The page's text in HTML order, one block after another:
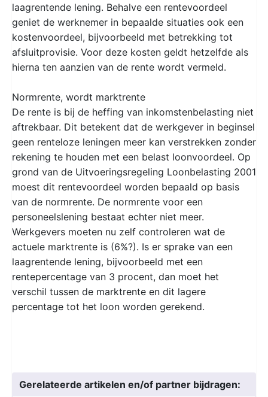
laagrentende lening. Behalve een rentevoordeel
geniet de werknemer in bepaalde situaties ook een
kostenvoordeel, bijvoorbeeld met betrekking tot
afsluitprovisie. Voor deze kosten geldt hetzelfde als
hierna ten aanzien van de rente wordt vermeld.
Normrente, wordt marktrente
De rente is bij de heffing van inkomstenbelasting niet
aftrekbaar. Dit betekent dat de werkgever in beginsel
geen renteloze leningen meer kan verstrekken zonder
rekening te houden met een belast loonvoordeel. Op
grond van de Uitvoeringsregeling Loonbelasting 2001
moest dit rentevoordeel worden bepaald op basis
van de normrente. De normrente voor een
personeelslening bestaat echter niet meer.
Werkgevers moeten nu zelf controleren wat de
actuele marktrente is (6%?). Is er sprake van een
laagrentende lening, bijvoorbeeld met een
rentepercentage van 3 procent, dan moet het
verschil tussen de marktrente en dit lagere
percentage tot het loon worden gerekend.
Gerelateerde artikelen en/of partner bijdragen: